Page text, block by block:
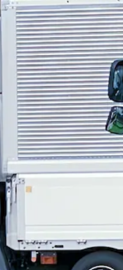
4トン未経験者歓迎シニ
ックドライバー